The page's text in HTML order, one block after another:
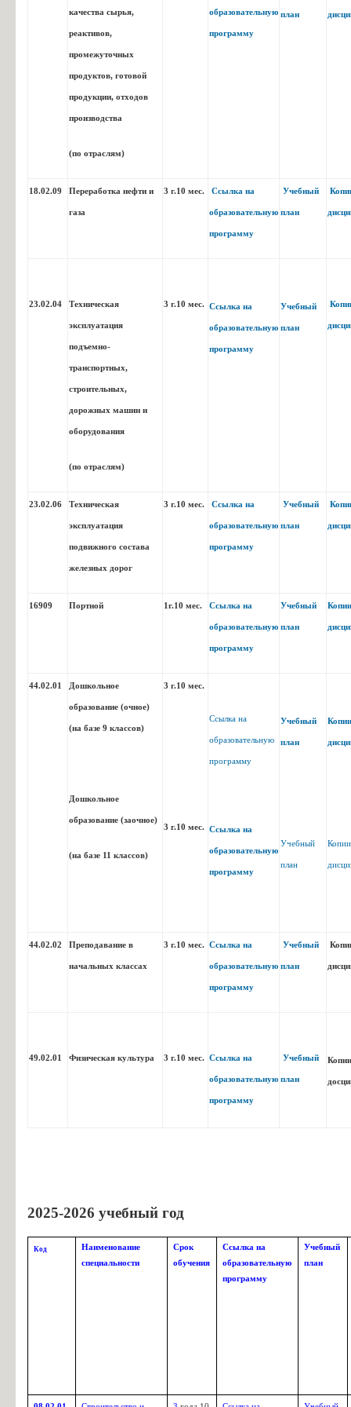
качества сырья,
реактивов,
промежуточных
продуктов, готовой
продукции, отходов
производства
(по отраслям)
образовательную
программу
план
18.02.09 Переработка нефти и
газа
3 г.10 мес. Ссылка на
образовательную
программу
Учебный
план
23.02.04 Техническая
эксплуатация
подъемно-
транспортных,
строительных,
дорожных машин и
оборудования
(по отраслям)
3 г.10 мес. Ссылка на
образовательную
программу
Учебный
план
23.02.06 Техническая
эксплуатация
подвижного состава
железных дорог
3 г.10 мес. Ссылка на
образовательную
программу
Учебный
план
16909 Портной 1г.10 мес. Ссылка на
образовательную
программу
Учебный
план
44.02.01 Дошкольное
образование (очное)
(на базе 9 классов)
Дошкольное
образование (заочное)
(на базе 11 классов)
3 г.10 мес.
3 г.10 мес.
Ссылка на
образовательную
программу
Ссылка на
образовательную
программу
Учебный
план
Учебный
план
44.02.02 Преподавание в
начальных классах
3 г.10 мес. Ссылка на
образовательную
программу
Учебный
план
49.02.01 Физическая культура 3 г.10 мес. Ссылка на
образовательную
программу
Учебный
план
2025-2026 учебный год
Код
Наименование
специальности
Срок
обучения
Ссылка на
образовательную
программу
Учебный
план
программы
подвижного состава железных
дорог
образовательной
программы
план
Переработка нефти и газа (на
Описание образовательной
программы
механизированной сварки
(наплавки)
образовательной
программы
план